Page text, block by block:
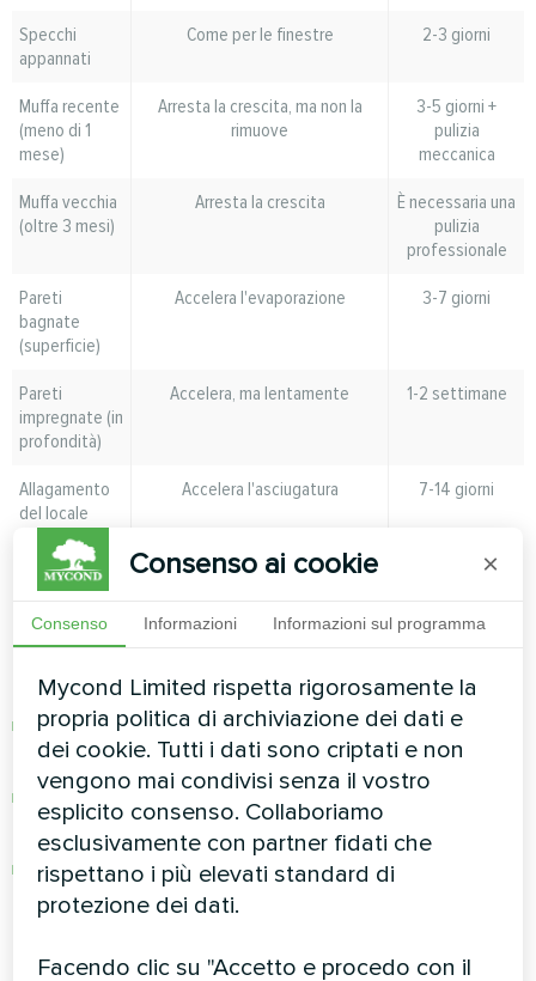
Specchi
appannati
Come per le finestre 2-3 giorni
Muffa recente
(meno di 1
mese)
Arresta la crescita, ma non la
rimuove
3-5 giorni +
pulizia
meccanica
Muffa vecchia
(oltre 3 mesi)
Arresta la crescita
È necessaria una
pulizia
professionale
Pareti
bagnate
(superficie)
Accelera l'evaporazione 3-7 giorni
Pareti
impregnate (in
profondità)
Accelera, ma lentamente 1-2 settimane
Allagamento
del locale
Accelera l'asciugatura 7-14 giorni
Le tempistiche dipendono in modo significativo
Goffre diversi modelli con capacità da 53 a 108
MBA05G: 53 litri al giorno, 450 metri cubi
d'aria all'ora
MBA07G: 84 litri al giorno, 600 metri cubi
all'ora
MBA10G: 108 litri al giorno, 750 metri cubi
all'ora
Inoltre, la velocità con cui si ottengono i risultati
Consenso ai cookie ×
Consenso Informazioni Informazioni sul programma
Mycond Limited rispetta rigorosamente la
propria politica di archiviazione dei dati e
dei cookie. Tutti i dati sono criptati e non
vengono mai condivisi senza il vostro
esplicito consenso. Collaboriamo
esclusivamente con partner fidati che
rispettano i più elevati standard di
protezione dei dati.
Facendo clic su "Accetto e procedo con il